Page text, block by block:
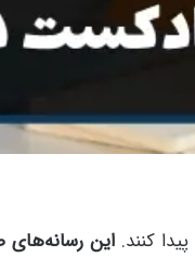
پیدا کنند. این رسانه‌های